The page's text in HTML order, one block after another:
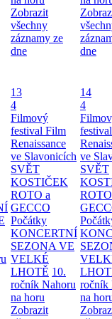
Zobrazit
všechny
záznamy ze
dne
dne
13
4
Filmový
festival Film
Renaissance
ve Slavonicích
SVĚT
KOSTIČEK
ROTO a
GECCO
Počátky
KONCERTNÍ
SEZONA VE
VELKÉ
LHOTĚ 10.
ročník Nahoru
na horu
Zobrazit
14
4
ve
SVĚT
ročník
na